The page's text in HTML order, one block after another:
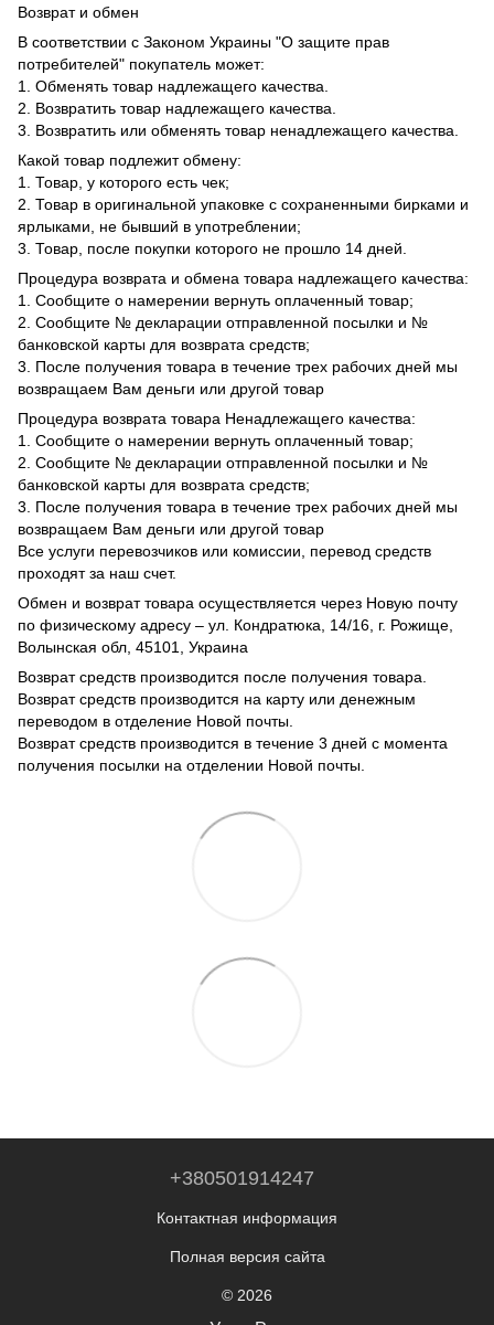
Возврат и обмен
В соответствии с Законом Украины "О защите прав
потребителей" покупатель может:
1. Обменять товар надлежащего качества.
2. Возвратить товар надлежащего качества.
3. Возвратить или обменять товар ненадлежащего качества.
Какой товар подлежит обмену:
1. Товар, у которого есть чек;
2. Товар в оригинальной упаковке с сохраненными бирками и
ярлыками, не бывший в употреблении;
3. Товар, после покупки которого не прошло 14 дней.
Процедура возврата и обмена товара надлежащего качества:
1. Сообщите о намерении вернуть оплаченный товар;
2. Сообщите № декларации отправленной посылки и №
банковской карты для возврата средств;
3. После получения товара в течение трех рабочих дней мы
возвращаем Вам деньги или другой товар
Процедура возврата товара Ненадлежащего качества:
1. Сообщите о намерении вернуть оплаченный товар;
2. Сообщите № декларации отправленной посылки и №
банковской карты для возврата средств;
3. После получения товара в течение трех рабочих дней мы
возвращаем Вам деньги или другой товар
Все услуги перевозчиков или комиссии, перевод средств
проходят за наш счет.
Обмен и возврат товара осуществляется через Новую почту
по физическому адресу – ул. Кондратюка, 14/16, г. Рожище,
Волынская обл, 45101, Украина
Возврат средств производится после получения товара.
Возврат средств производится на карту или денежным
переводом в отделение Новой почты.
Возврат средств производится в течение 3 дней с момента
получения посылки на отделении Новой почты.
+380501914247
Контактная информация
Полная версия сайта
© 2026